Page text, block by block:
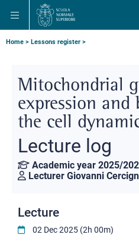
main
navigation
main
content
main
search
Breadcrumb
Home Lessons register
Mitochondrial
expression and
the cell
Lecture log
Academic year 2025/
Lecturer Giovanni
Lecture
02 Dec 2025 (2h 00m)